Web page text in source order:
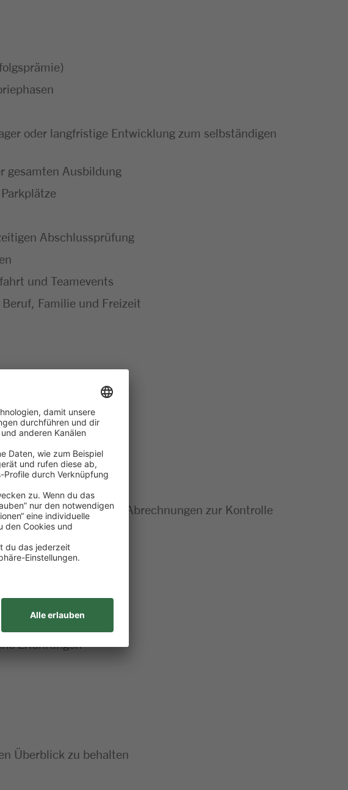
oder langfristige Entwicklung zum selbständigen
gesamten Ausbildung
Abschlussprüfung
und Teamevents
Familie und Freizeit
Erfolgskontrollen und Abrechnungen zur Kontrolle
d)
Erfahrungen
Überblick zu behalten